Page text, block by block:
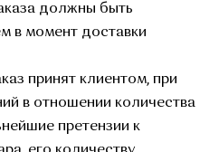
должны быть
в момент доставки
принят клиентом, при
в отношении количества
претензии к